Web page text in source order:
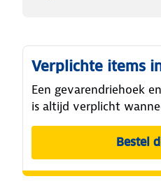
Verplichte items
Een gevarendriehoek
is altijd verplicht
Bestel